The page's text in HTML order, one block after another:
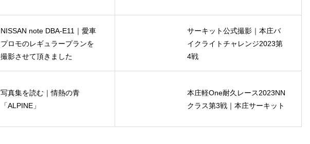
NISSAN note DBA-E11｜愛車
プロモのレギュラープランを
撮影させて頂きました
サーキット公式撮影｜本庄バ
イクライトチャレンジ2023第
4戦
写真集を読む｜情熱の青
「ALPINE」
本庄軽One耐久レース2023NN
クラス第3戦｜本庄サーキット